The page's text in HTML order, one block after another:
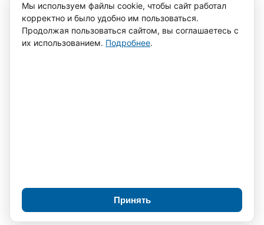
Имя * Фамилия
Номер телефона *
Мы используем файлы cookie, чтобы сайт работал
корректно и было удобно им пользоваться.
Продолжая пользоваться сайтом, вы соглашаетесь с
их использованием. Подробнее.
Принять